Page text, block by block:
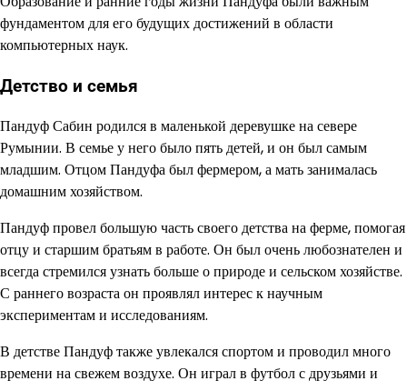
фундаментом для его будущих достижений в области
компьютерных наук.
Детство и семья
Пандуф Сабин родился в маленькой деревушке на севере
Румынии. В семье у него было пять детей, и он был самым
младшим. Отцом Пандуфа был фермером, а мать занималась
домашним хозяйством.
Пандуф провел большую часть своего детства на ферме, помогая
отцу и старшим братьям в работе. Он был очень любознателен и
всегда стремился узнать больше о природе и сельском хозяйстве.
С раннего возраста он проявлял интерес к научным
экспериментам и исследованиям.
В детстве Пандуф также увлекался спортом и проводил много
времени на свежем воздухе. Он играл в футбол с друзьями и